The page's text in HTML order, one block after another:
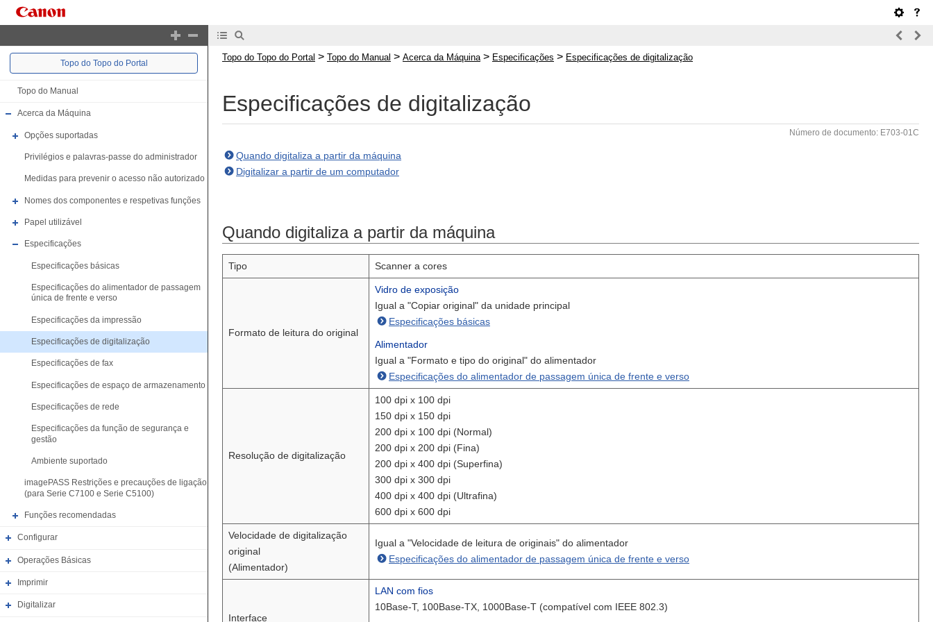
Topo do Topo do Portal
Topo do Manual
Acerca da Máquina
Opções suportadas
Privilégios e palavras-passe do administrador
Medidas para prevenir o acesso não autorizado
Nomes dos componentes e respetivas funções
Papel utilizável
Especificações
Especificações básicas
Especificações do alimentador de passagem
única de frente e verso
Especificações da impressão
Especificações de digitalização
Especificações de fax
Especificações de espaço de armazenamento
Especificações de rede
Especificações da função de segurança e
gestão
Ambiente suportado
imagePASS Restrições e precauções de ligação
(para Serie C7100 e Serie C5100)
Funções recomendadas
Configurar
Operações Básicas
Imprimir
Digitalizar
Topo do Topo do Portal > Topo do Manual > Acerca da Máquina > Especificações > Especificações de digitalização
Especificações de digitalização
Número de documento: E703-01C
Quando digitaliza a partir da máquina
Digitalizar a partir de um computador
Quando digitaliza a partir da máquina
Tipo Scanner a cores
Formato de leitura do original
Vidro de exposição
Igual a "Copiar original" da unidade principal
Especificações básicas
Alimentador
Igual a "Formato e tipo do original" do alimentador
Especificações do alimentador de passagem única de frente e verso
Resolução de digitalização
100 dpi x 100 dpi
150 dpi x 150 dpi
200 dpi x 100 dpi (Normal)
200 dpi x 200 dpi (Fina)
200 dpi x 400 dpi (Superfina)
300 dpi x 300 dpi
400 dpi x 400 dpi (Ultrafina)
600 dpi x 600 dpi
Velocidade de digitalização
original
(Alimentador)
Igual a "Velocidade de leitura de originais" do alimentador
Especificações do alimentador de passagem única de frente e verso
Interface
LAN com fios
10Base-T, 100Base-TX, 1000Base-T (compatível com IEEE 802.3)